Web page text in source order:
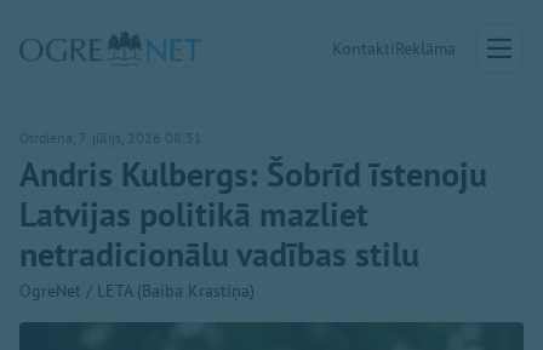
KontaktiReklāma
Otrdiena, 7. jūlijs, 2026 08:31
Andris Kulbergs: Šobrīd īstenoju
Latvijas politikā mazliet
netradicionālu vadības stilu
OgreNet / LETA (Baiba Krastiņa)